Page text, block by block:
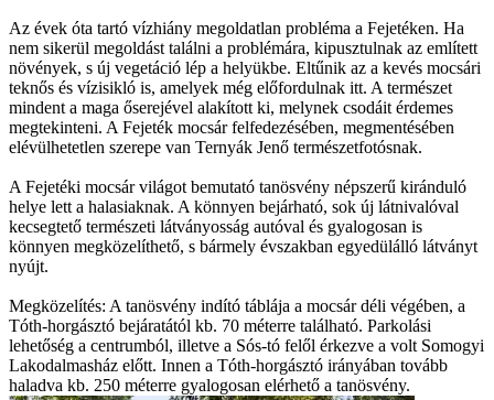
Az évek óta tartó vízhiány megoldatlan probléma a Fejetéken. Ha
nem sikerül megoldást találni a problémára, kipusztulnak az említett
növények, s új vegetáció lép a helyükbe. Eltűnik az a kevés mocsári
teknős és vízisikló is, amelyek még előfordulnak itt. A természet
mindent a maga őserejével alakított ki, melynek csodáit érdemes
megtekinteni. A Fejeték mocsár felfedezésében, megmentésében
elévülhetetlen szerepe van Ternyák Jenő természetfotósnak.
A Fejetéki mocsár világot bemutató tanösvény népszerű kiránduló
helye lett a halasiaknak. A könnyen bejárható, sok új látnivalóval
kecsegtető természeti látványosság autóval és gyalogosan is
könnyen megközelíthető, s bármely évszakban egyedülálló látványt
nyújt.
Megközelítés: A tanösvény indító táblája a mocsár déli végében, a
Tóth-horgásztó bejáratától kb. 70 méterre található. Parkolási
lehetőség a centrumból, illetve a Sós-tó felől érkezve a volt Somogyi
Lakodalmasház előtt. Innen a Tóth-horgásztó irányában tovább
haladva kb. 250 méterre gyalogosan elérhető a tanösvény.